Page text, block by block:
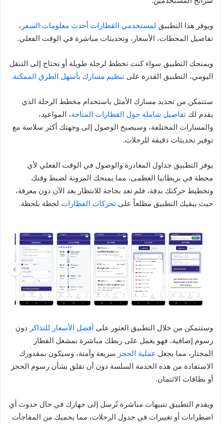
ويوفر هذا التطبيق لمستخدمي القطارات أحدث معلومات السفر ،
تفاصيل المحطات، الأسعار، وتحديثات مباشرة في الوقت الفعلي.
ويمنحك التطبيق سواء كنت تخطط لرحلة طويلة أو تحتاج إلى التنقل
اليومي، التطبيق القدرة على تنظيم مسارك بأسهل الطرق الممكنة.
ستتمكن من تحديد مسارك الأمثل باستخدام مخطط الرحلة الذي
يقدم لك تفاصيل شاملة حول القطارات المتاحة، المواعيد،
والمسارات المختلفة، وسيصبح الوصول إلى وجهتك أكثر سلاسة مع
توفير تحديثات دقيقة للرحلات.
يوفر التطبيق جداول المغادرة والوصول في الوقت الفعلي لأي
محطة في بريطانيا العظمى، مما يمنحك المرونة لضبط وقتك
وتخطيط حركتك بدقة، فلم تعد بحاجة للانتظار بعد الآن دون معرفة،
حيث يبقيك التطبيق مطلعاً على تحركات القطارات لحظة بلحظة.
وستتمكن من خلال التطبيق العثور على أفضل الأسعار للتذاكر دون
رسوم إضافية، فهو يعمل على ربطك مباشرة بمشغل القطار
المختار، مما يجعل عملية الحجز سريعة وآمنة، وسيكون بمقدورك
الاستفادة من هذه الخدمة السلسة دون أن تقلق بشأن رسوم الحجز
أو بطاقات الائتمان.
ويقدم التطبيق تنبيهات مباشرة تُرسل إلى جهازك في حال حدوث أي
اضطرابات أو تغييرات في جدول الرحلات، مما يحميك من المفاجآت